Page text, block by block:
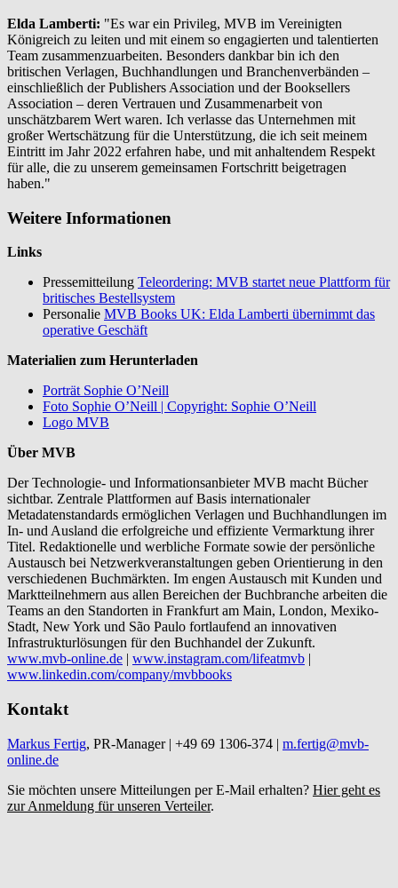
Elda Lamberti: "Es war ein Privileg, MVB im Vereinigten
Königreich zu leiten und mit einem so engagierten und talentierten
Team zusammenzuarbeiten. Besonders dankbar bin ich den
britischen Verlagen, Buchhandlungen und Branchenverbänden –
einschließlich der Publishers Association und der Booksellers
Association – deren Vertrauen und Zusammenarbeit von
unschätzbarem Wert waren. Ich verlasse das Unternehmen mit
großer Wertschätzung für die Unterstützung, die ich seit meinem
Eintritt im Jahr 2022 erfahren habe, und mit anhaltendem Respekt
für alle, die zu unserem gemeinsamen Fortschritt beigetragen
haben."
Weitere Informationen
Links
Pressemitteilung Teleordering: MVB startet neue Plattform für
britisches Bestellsystem
Personalie MVB Books UK: Elda Lamberti übernimmt das
operative Geschäft
Materialien zum Herunterladen
Porträt Sophie O’Neill
Foto Sophie O’Neill | Copyright: Sophie O’Neill
Logo MVB
Über MVB
Der Technologie- und Informationsanbieter MVB macht Bücher
sichtbar. Zentrale Plattformen auf Basis internationaler
Metadatenstandards ermöglichen Verlagen und Buchhandlungen im
In- und Ausland die erfolgreiche und effiziente Vermarktung ihrer
Titel. Redaktionelle und werbliche Formate sowie der persönliche
Austausch bei Netzwerkveranstaltungen geben Orientierung in den
verschiedenen Buchmärkten. Im engen Austausch mit Kunden und
Marktteilnehmern aus allen Bereichen der Buchbranche arbeiten die
Teams an den Standorten in Frankfurt am Main, London, Mexiko-
Stadt, New York und São Paulo fortlaufend an innovativen
Infrastrukturlösungen für den Buchhandel der Zukunft.
www.mvb-online.de | www.instagram.com/lifeatmvb |
www.linkedin.com/company/mvbbooks
Kontakt
Markus Fertig, PR-Manager | +49 69 1306-374 | m.fertig@mvb-
online.de
Sie möchten unsere Mitteilungen per E-Mail erhalten? Hier geht es
zur Anmeldung für unseren Verteiler.